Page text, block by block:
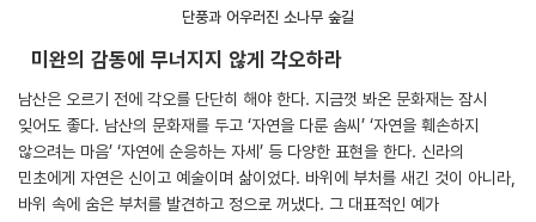
단풍과 어우러진 소나무 숲길
미완의 감동에 무너지지 않게 각오하라
남산은 오르기 전에 각오를 단단히 해야 한다. 지금껏 봐온 문화재는 잠시
잊어도 좋다. 남산의 문화재를 두고 ‘자연을 다룬 솜씨’ ‘자연을 훼손하지
않으려는 마음’ ‘자연에 순응하는 자세’ 등 다양한 표현을 한다. 신라의
민초에게 자연은 신이고 예술이며 삶이었다. 바위에 부처를 새긴 것이 아니라,
바위 속에 숨은 부처를 발견하고 정으로 꺼냈다. 그 대표적인 예가